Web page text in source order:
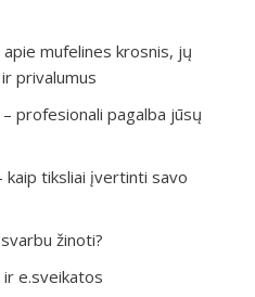
mufelines krosnis, jų
privalumus
profesionali pagalba jūsų
kaip tiksliai įvertinti savo
žinoti?
e.sveikatos